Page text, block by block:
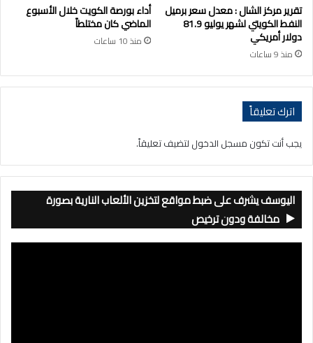
تقرير مركز الشال : معدل سعر برميل
النفط الكويتي لشهر يوليو 81.9
دولار أمريكي
منذ 9 ساعات
أداء بورصة الكويت خلال الأسبوع
الماضي كان مختلطاً
منذ 10 ساعات
اترك تعليقاً
يجب أنت تكون مسجل الدخول لتضيف تعليقاً.
اليوسف يشرف على ضبط مواقع لتخزين الألعاب النارية بصورة
مخالفة ودون ترخيص